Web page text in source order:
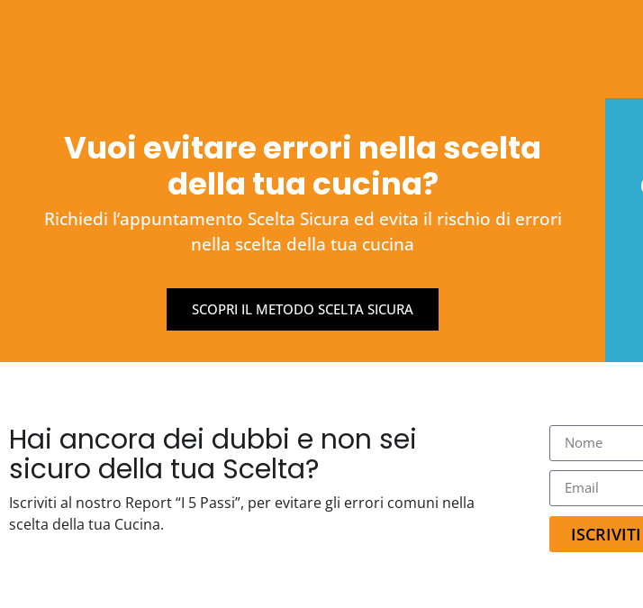
Vuoi evitare errori nella scelta
della tua cucina?
Richiedi l’appuntamento Scelta Sicura ed evita il rischio di errori
nella scelta della tua cucina
SCOPRI IL METODO SCELTA SICURA
Hai ancora dei dubbi e non sei
sicuro della tua Scelta?
Iscriviti al nostro Report “I 5 Passi”, per evitare gli errori comuni nella
scelta della tua Cucina.
ISCRIVITI